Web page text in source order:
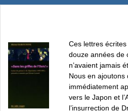
Ces lettres
douze années de
n’avaient jamais
Nous en ajoutons
immédiatement
vers le Japon et
l’insurrection de